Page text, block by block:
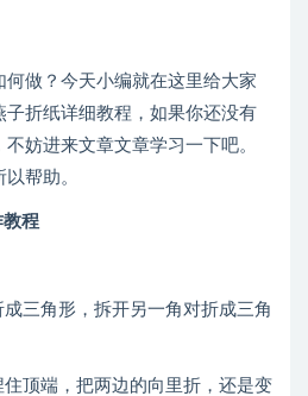
做？今天小编就在这里给大家
折纸详细教程，如果你还没有
妨进来文章文章学习一下吧。
帮助。
程
角形，拆开另一角对折成三角
端，把两边的向里折，还是变